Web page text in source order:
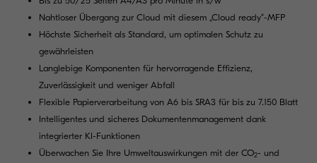
Nahtloser Übergang zur Cloud mit diesem „Cloud ready“-MFP
Höchste Sicherheit als Standard, um optimalen Schutz zu
gewährleisten
Langlebige Komponenten für hervorragende Effizienz,
Zuverlässigkeit und weniger Abfall
Flexible Papierverarbeitung von A6 bis SRA3 für bis zu 7.150 Blatt
Intelligentes und sicheres Dokumentenmanagement dank
integrierter KI-Funktionen
Überwachen Sie Ihre Umweltauswirkungen mit der CO2- und